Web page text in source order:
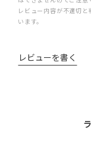
レビュー内容が不適切
います。
レビューを書く